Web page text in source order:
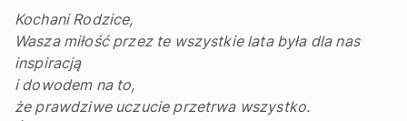
Kochani Rodzice,
Wasza miłość przez te wszystkie lata była dla nas
inspiracją
i dowodem na to,
że prawdziwe uczucie przetrwa wszystko.